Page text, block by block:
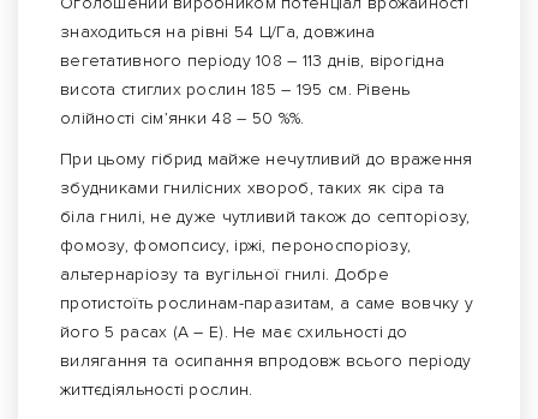
знаходиться на рівні 54 Ц/Га, довжина
вегетативного періоду 108 – 113 днів, вірогідна
висота стиглих рослин 185 – 195 см. Рівень
олійності сім’янки 48 – 50 %%.
При цьому гібрид майже нечутливий до враження
збудниками гнилісних хвороб, таких як сіра та
біла гнилі, не дуже чутливий також до септоріозу,
фомозу, фомопсису, іржі, пероноспоріозу,
альтернаріозу та вугільної гнилі. Добре
протистоїть рослинам-паразитам, а саме вовчку у
його 5 расах (А – Е). Не має схильності до
вилягання та осипання впродовж всього періоду
життєдіяльності рослин.